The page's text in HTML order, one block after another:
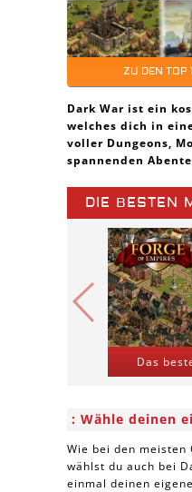
ZU DEN TOP
Dark War ist ein
welches dich in
voller Dungeons,
spannenden
DIE BESTEN
Das
Wähle deinen
Wie bei den meisten
wählst du auch bei
einmal deinen